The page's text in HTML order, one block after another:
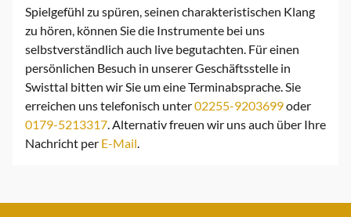
Spielgefühl zu spüren, seinen charakteristischen Klang
zu hören, können Sie die Instrumente bei uns
selbstverständlich auch live begutachten. Für einen
persönlichen Besuch in unserer Geschäftsstelle in
Swisttal bitten wir Sie um eine Terminabsprache. Sie
erreichen uns telefonisch unter02255-9203699oder
0179-5213317. Alternativ freuen wir uns auch über Ihre
Nachricht per E-Mail.